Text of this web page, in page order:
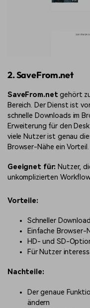
2. SaveFrom.net
SaveFrom.netgehört
Bereich. Der Dienst ist
schnelle Downloads im
Erweiterung für den
viele Nutzer ist genau
Browser-Nähe ein Vorteil.
Geeignet für: Nutzer,
unkomplizierten
Vorteile:
Schneller
Einfache Browser-
HD- und SD-
Für Nutzer
Nachteile:
Der genaue
ändern